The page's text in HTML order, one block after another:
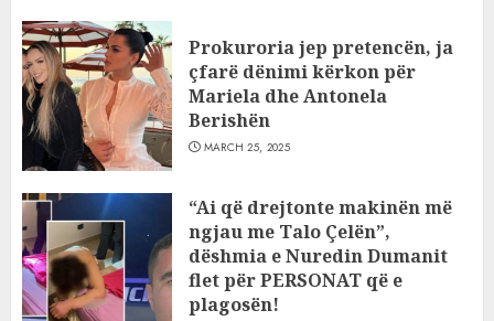
Prokuroria jep pretencën, ja
çfarë dënimi kërkon për
Mariela dhe Antonela
Berishën
MARCH 25, 2025
“Ai që drejtonte makinën më
ngjau me Talo Çelën”,
dëshmia e Nuredin Dumanit
flet për PERSONAT që e
plagosën!